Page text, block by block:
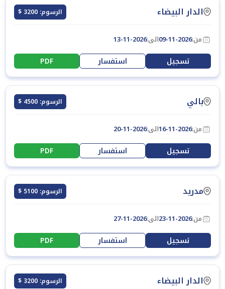
الدار البيضاء الرسوم: 3200 $
من:09-11-2026الى:13-11-2026
تسجيل استفسار PDF
بالي الرسوم: 4500 $
من:16-11-2026الى:20-11-2026
تسجيل استفسار PDF
مدريد الرسوم: 5100 $
من:23-11-2026الى:27-11-2026
تسجيل استفسار PDF
الدار البيضاء الرسوم: 3200 $